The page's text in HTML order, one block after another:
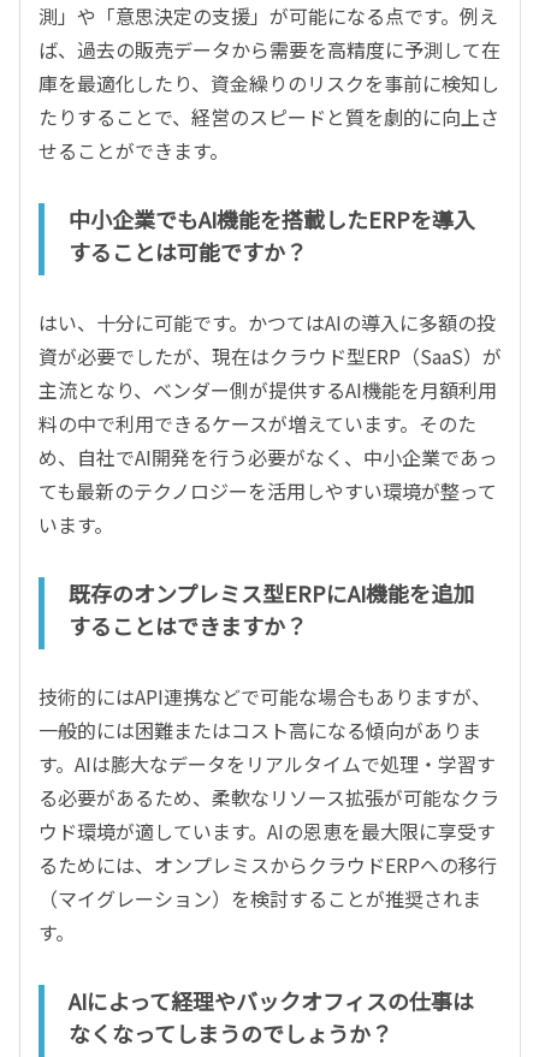
測」や「意思決定の支援」が可能になる点です。例え
ば、過去の販売データから需要を高精度に予測して在
庫を最適化したり、資金繰りのリスクを事前に検知し
たりすることで、経営のスピードと質を劇的に向上さ
せることができます。
中小企業でもAI機能を搭載したERPを導入
することは可能ですか？
はい、十分に可能です。かつてはAIの導入に多額の投
資が必要でしたが、現在はクラウド型ERP（SaaS）が
主流となり、ベンダー側が提供するAI機能を月額利用
料の中で利用できるケースが増えています。そのた
め、自社でAI開発を行う必要がなく、中小企業であっ
ても最新のテクノロジーを活用しやすい環境が整って
います。
既存のオンプレミス型ERPにAI機能を追加
することはできますか？
技術的にはAPI連携などで可能な場合もありますが、
一般的には困難またはコスト高になる傾向がありま
す。AIは膨大なデータをリアルタイムで処理・学習す
る必要があるため、柔軟なリソース拡張が可能なクラ
ウド環境が適しています。AIの恩恵を最大限に享受す
るためには、オンプレミスからクラウドERPへの移行
（マイグレーション）を検討することが推奨されま
す。
AIによって経理やバックオフィスの仕事は
なくなってしまうのでしょうか？